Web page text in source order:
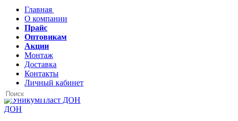
Главная
О компании
Прайс
Оптовикам
Акции
Монтаж
Доставка
Контакты
Личный кабинет
ДОН